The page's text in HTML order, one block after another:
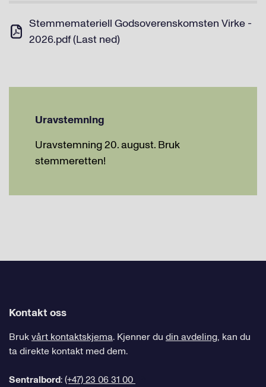
Stemmemateriell Godsoverenskomsten Virke -
2026.pdf (Last ned)
Uravstemning
Uravstemning 20. august. Bruk
stemmeretten!
Kontakt oss
Brukvårt kontaktskjema. Kjenner du din avdeling, kan du
ta direkte kontakt med dem.
Sentralbord:(+47) 23 06 31 00